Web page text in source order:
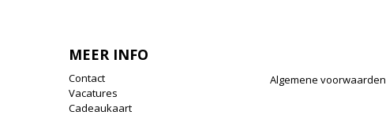
MEER INFO
Contact
Vacatures
Cadeaukaart
Algemene voorwaarden